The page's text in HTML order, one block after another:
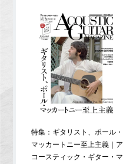
特集：ギタリスト、ポール・
マッカートニー至上主義｜ア
コースティック・ギター・マ